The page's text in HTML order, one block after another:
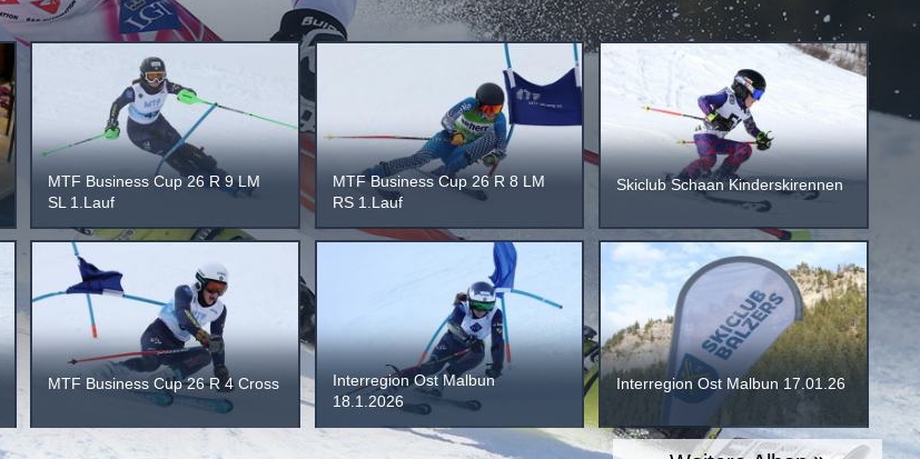
MTF Business Cup 26 R 9 LM
SL 1.Lauf
MTF Business Cup 26 R 8 LM
RS 1.Lauf
Skiclub Schaan Kinderskirennen
MTF Business Cup 26 R 4 Cross
Interregion Ost Malbun
18.1.2026
Interregion Ost Malbun 17.01.26